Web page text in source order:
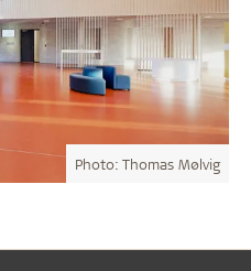
Photo: Thomas Mølvig